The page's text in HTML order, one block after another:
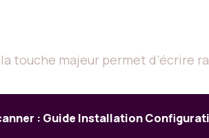
touche majeur permet d’écrire
: Guide Installation